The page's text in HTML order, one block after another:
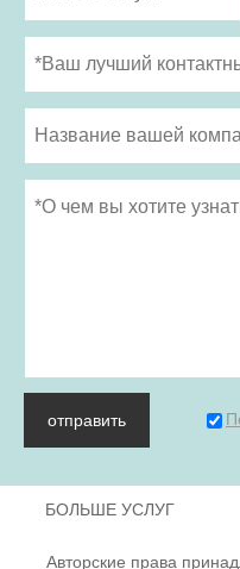
отправить
БОЛЬШЕ УСЛУГ
Авторские права